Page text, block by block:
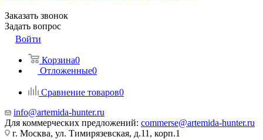
Заказать звонок
Задать вопрос
Войти
Корзина0
Отложенные0
Сравнение товаров0
info@artemida-hunter.ru
Для коммерческих предложений: commerse@artemida-hunter.ru
г. Москва, ул. Тимирязевская, д.11, корп.1